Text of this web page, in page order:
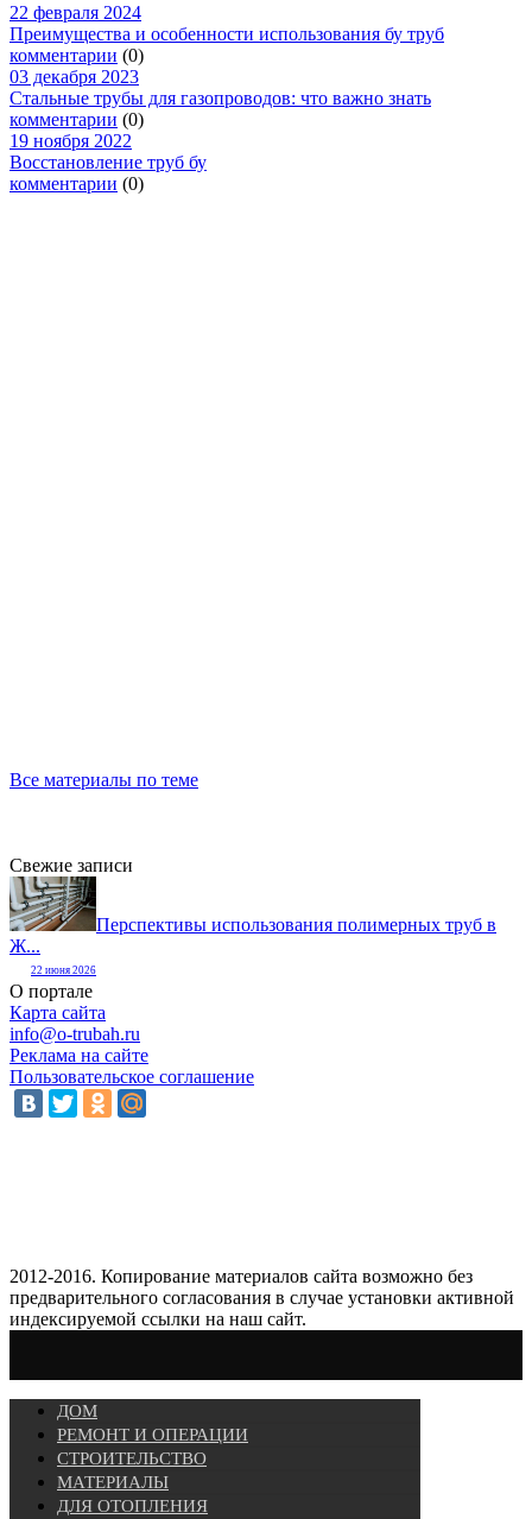
22 февраля 2024
Преимущества и особенности использования бу труб
комментарии (0)
03 декабря 2023
Стальные трубы для газопроводов: что важно знать
комментарии (0)
19 ноября 2022
Восстановление труб бу
комментарии (0)
Все материалы по теме
Свежие записи
Перспективы использования полимерных труб в
Ж...
22 июня 2026
О портале
Карта сайта
info@o-trubah.ru
Реклама на сайте
Пользовательское соглашение
2012-2016. Копирование материалов сайта возможно без
предварительного согласования в случае установки активной
индексируемой ссылки на наш сайт.
ДОМ
РЕМОНТ И ОПЕРАЦИИ
СТРОИТЕЛЬСТВО
МАТЕРИАЛЫ
ДЛЯ ОТОПЛЕНИЯ